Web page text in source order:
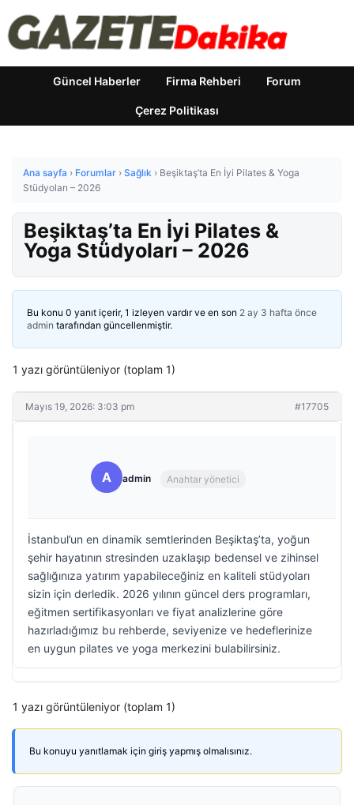
Güncel Haberler Firma Rehberi Forum
Çerez Politikası
Ana sayfa › Forumlar › Sağlık › Beşiktaş’ta En İyi Pilates & Yoga
Stüdyoları – 2026
Beşiktaş’ta En İyi Pilates &
Yoga Stüdyoları – 2026
Bu konu 0 yanıt içerir, 1 izleyen vardır ve en son 2 ay 3 hafta önce
admin tarafından güncellenmiştir.
1 yazı görüntüleniyor (toplam 1)
Mayıs 19, 2026: 3:03 pm #17705
A admin Anahtar yönetici
İstanbul’un en dinamik semtlerinden Beşiktaş’ta, yoğun
şehir hayatının stresinden uzaklaşıp bedensel ve zihinsel
sağlığınıza yatırım yapabileceğiniz en kaliteli stüdyoları
sizin için derledik. 2026 yılının güncel ders programları,
eğitmen sertifikasyonları ve fiyat analizlerine göre
hazırladığımız bu rehberde, seviyenize ve hedeflerinize
en uygun pilates ve yoga merkezini bulabilirsiniz.
1 yazı görüntüleniyor (toplam 1)
Bu konuyu yanıtlamak için giriş yapmış olmalısınız.